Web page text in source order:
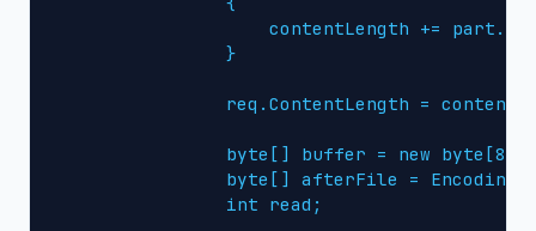
contentLength +=
                }
req.ContentLength =
byte[] buffer = new
byte[] afterFile =
                int read;